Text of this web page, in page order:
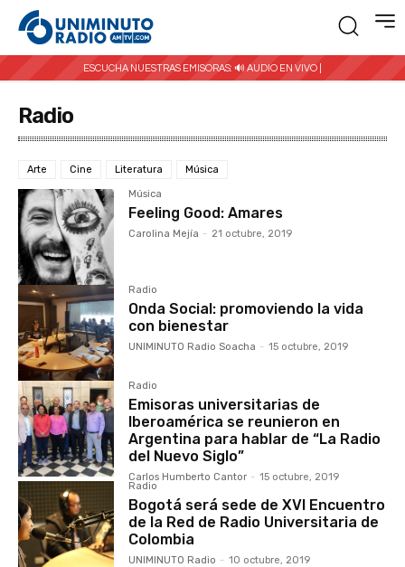
ESCUCHA NUESTRAS EMISORAS: 🔊 AUDIO EN VIVO |
Radio
Arte Cine Literatura Música
Música
Feeling Good: Amares
Carolina Mejía - 21 octubre, 2019
Radio
Onda Social: promoviendo la vida
con bienestar
UNIMINUTO Radio Soacha - 15 octubre, 2019
Radio
Emisoras universitarias de
Iberoamérica se reunieron en
Argentina para hablar de “La Radio
del Nuevo Siglo”
Carlos Humberto Cantor - 15 octubre, 2019
Radio
Bogotá será sede de XVI Encuentro
de la Red de Radio Universitaria de
Colombia
UNIMINUTO Radio - 10 octubre, 2019